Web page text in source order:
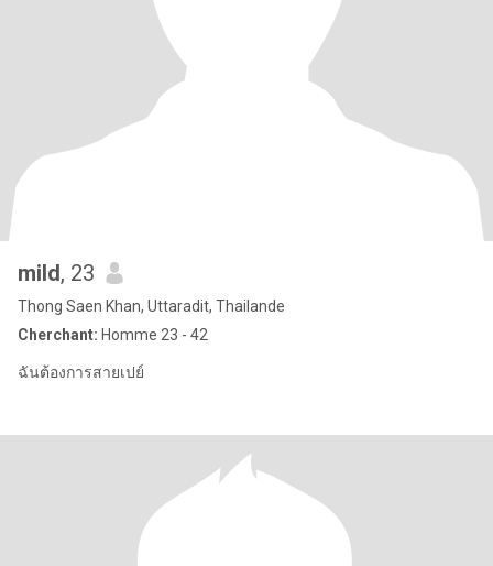
mild, 23
Thong Saen Khan, Uttaradit, Thailande
Cherchant: Homme 23 - 42
ฉันต้องการสายเปย์